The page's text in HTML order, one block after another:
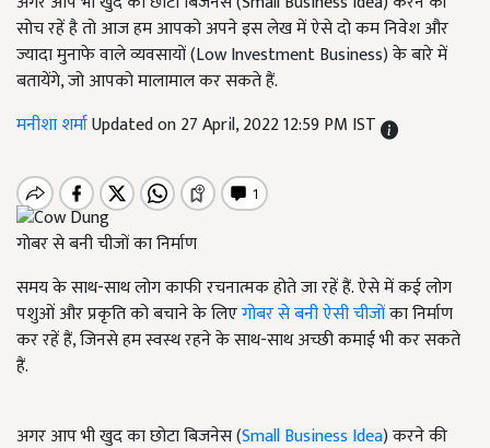
सोच रहें है तो आज हम आपको अपने इस लेख में ऐसे दो कम निवेश और
ज्यादा मुनाफे वाले व्यवसायों (Low Investment Business) के बारे में
बतायेंगे, जो आपको मालामाल कर सकते हैं.
मनीशा शर्माUpdated on 27 April, 2022 12:59 PM IST
गोबर से बनी चीजों का निर्माण
समय के साथ-साथ लोग काफी रचनात्मक होते जा रहें हैं. ऐसे में कई लोग
पशुओं और प्रकृति को बचाने के लिएगोबर से बनी ऐसी चीजोंका निर्माण
कर रहें हैं, जिनसे हम स्वस्थ रहने के साथ-साथ अच्छी कमाई भी कर सकते
हैं.
अगर आप भी खुद का छोटा बिजनेस (Small Business Idea) करने की